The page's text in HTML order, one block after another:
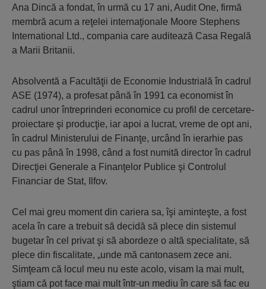
Ana Dincă a fondat, în urmă cu 17 ani, Audit One, firmă
membră acum a reţelei internaţionale Moore Stephens
International Ltd., compania care auditează Casa Regală
a Marii Britanii.
Absolventă a Facultăţii de Economie Industrială în cadrul
ASE (1974), a profesat până în 1991 ca economist în
cadrul unor întreprinderi economice cu profil de cercetare-
proiectare şi producţie, iar apoi a lucrat, vreme de opt ani,
în cadrul Ministerului de Finanţe, urcând în ierarhie pas
cu pas până în 1998, când a fost numită director în cadrul
Direcţiei Generale a Finanţelor Publice şi Controlul
Financiar de Stat, Ilfov.
Cel mai greu moment din cariera sa, îşi aminteşte, a fost
acela în care a trebuit să decidă să plece din sistemul
bugetar în cel privat şi să abordeze o altă specialitate, să
plece din fiscalitate, „unde mă cantonasem zece ani.
Simţeam că locul meu nu este acolo, visam la mai mult,
ştiam că pot face mai mult într-un mediu în care să fac eu